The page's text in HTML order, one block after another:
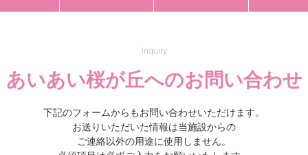
Inquiry
あいあい桜が丘へのお問い合わせ
下記のフォームからもお問い合わせいただけます。
お送りいただいた情報は当施設からの
ご連絡以外の用途に使用しません。